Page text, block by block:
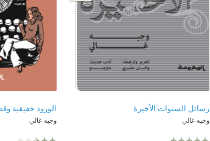
رسائل السنوات الأخيرة
وجيه غالي
الورود حقيقية
وجيه غالي